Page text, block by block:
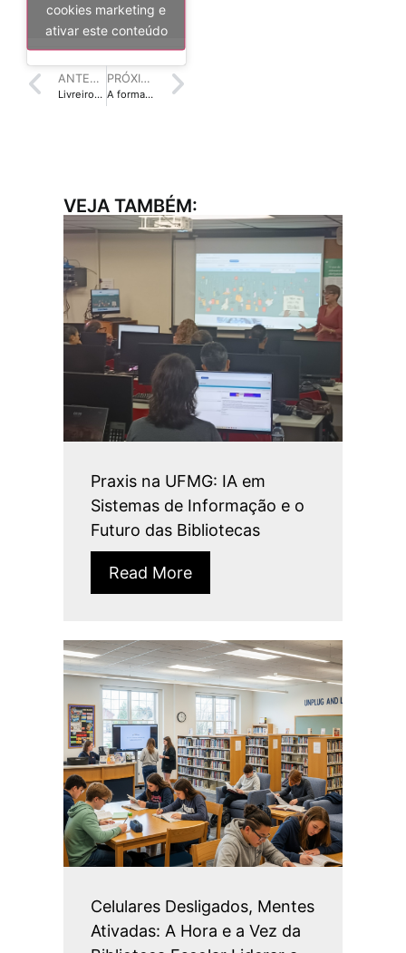
cookies marketing e
ativar este conteúdo
ANTERIOR
Livreiros de Belo Horizonte são obstinados no intuito de formar leitores
PRÓXIMO
A forma como lemos é mais importante do que o livro em si, diz pesquisa
VEJA TAMBÉM:
Praxis na UFMG: IA em
Sistemas de Informação e o
Futuro das Bibliotecas
Read More
Celulares Desligados, Mentes
Ativadas: A Hora e a Vez da